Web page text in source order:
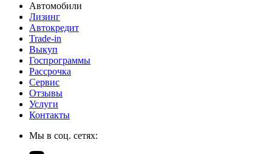
Автомобили
Лизинг
Автокредит
Trade-in
Выкуп
Госпрограммы
Рассрочка
Сервис
Отзывы
Услуги
Контакты
Мы в соц. сетях: